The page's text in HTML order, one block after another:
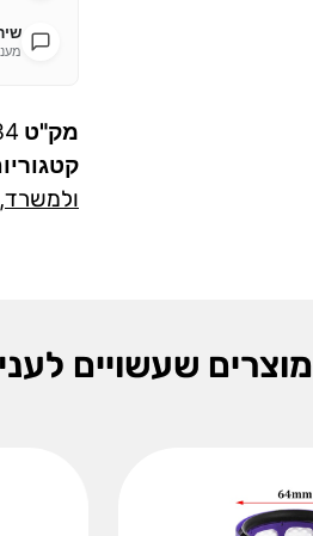
מק"ט
ולמשרד,
מוצרים שעשויים